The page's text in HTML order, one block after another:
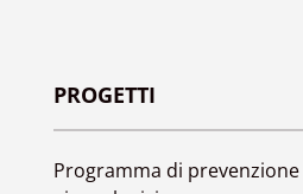
PROGETTI
Programma di